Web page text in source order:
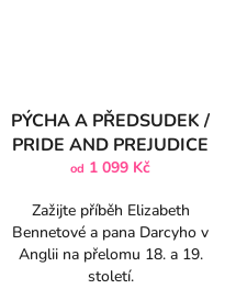
PÝCHA A PŘEDSUDEK /
PRIDE AND PREJUDICE
od 1 099 Kč
Zažijte příběh Elizabeth
Bennetové a pana Darcyho v
Anglii na přelomu 18. a 19.
století.